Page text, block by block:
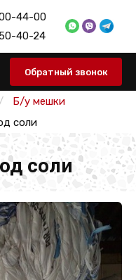
44-00
40-24
Обратный звонок
Б/у мешки
соли
соли